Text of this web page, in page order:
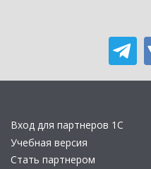
Вход для партнеров 1С
Учебная версия
Стать партнером